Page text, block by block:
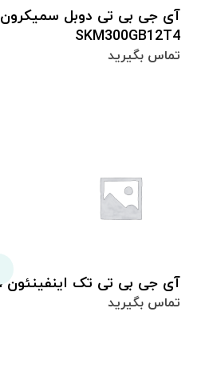
آی جی بی تی دوبل سمیکرون
SKM300GB12T4
تماس بگیرید
آى جى بى تى تک اینفینئون FZ900R12KE4
تماس بگیرید